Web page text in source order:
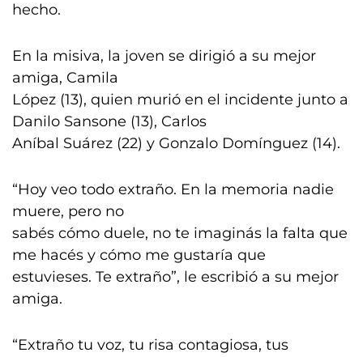
hecho.
En la misiva, la joven se dirigió a su mejor
amiga, Camila
López (13), quien murió en el incidente junto a
Danilo Sansone (13), Carlos
Aníbal Suárez (22) y Gonzalo Domínguez (14).
“Hoy veo todo extraño. En la memoria nadie
muere, pero no
sabés cómo duele, no te imaginás la falta que
me hacés y cómo me gustaría que
estuvieses. Te extraño”, le escribió a su mejor
amiga.
“Extraño tu voz, tu risa contagiosa, tus